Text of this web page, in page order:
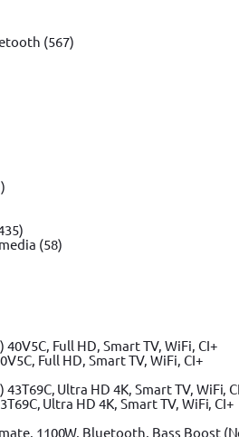
(567)
(58)
Full HD, Smart TV, WiFi, CI+
Ultra HD 4K, Smart TV, WiFi, CI+